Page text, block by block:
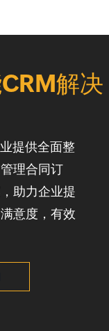
解决
提供全面整
理合同订
助力企业提
意度，有效